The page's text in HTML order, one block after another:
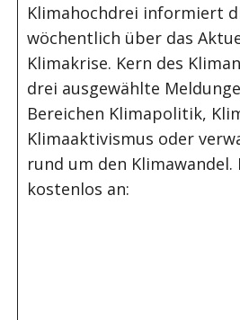
Klimahochdrei informiert
wöchentlich über das
Klimakrise. Kern des
drei ausgewählte
Bereichen Klimapolitik,
Klimaaktivismus oder
rund um den Klimawandel.
kostenlos an: